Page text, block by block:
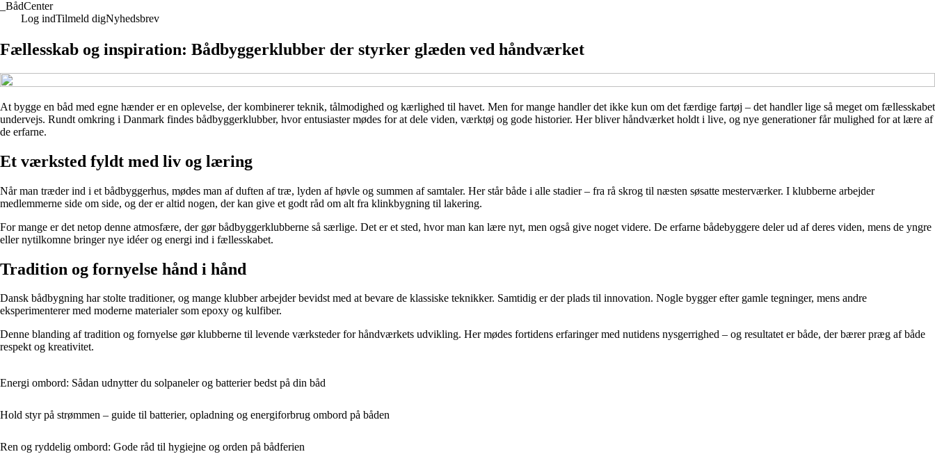
BådCenter
Log indTilmeld digNyhedsbrev
Fællesskab og inspiration: Bådbyggerklubber der styrker glæden ved håndværket
At bygge en båd med egne hænder er en oplevelse, der kombinerer teknik, tålmodighed og kærlighed til havet. Men for mange handler det ikke kun om det færdige fartøj – det handler lige så meget om fællesskabet
undervejs. Rundt omkring i Danmark findes bådbyggerklubber, hvor entusiaster mødes for at dele viden, værktøj og gode historier. Her bliver håndværket holdt i live, og nye generationer får mulighed for at lære af
de erfarne.
Et værksted fyldt med liv og læring
Når man træder ind i et bådbyggerhus, mødes man af duften af træ, lyden af høvle og summen af samtaler. Her står både i alle stadier – fra rå skrog til næsten søsatte mesterværker. I klubberne arbejder
medlemmerne side om side, og der er altid nogen, der kan give et godt råd om alt fra klinkbygning til lakering.
For mange er det netop denne atmosfære, der gør bådbyggerklubberne så særlige. Det er et sted, hvor man kan lære nyt, men også give noget videre. De erfarne bådebyggere deler ud af deres viden, mens de yngre
eller nytilkomne bringer nye idéer og energi ind i fællesskabet.
Tradition og fornyelse hånd i hånd
Dansk bådbygning har stolte traditioner, og mange klubber arbejder bevidst med at bevare de klassiske teknikker. Samtidig er der plads til innovation. Nogle bygger efter gamle tegninger, mens andre
eksperimenterer med moderne materialer som epoxy og kulfiber.
Denne blanding af tradition og fornyelse gør klubberne til levende værksteder for håndværkets udvikling. Her mødes fortidens erfaringer med nutidens nysgerrighed – og resultatet er både, der bærer præg af både
respekt og kreativitet.
Energi ombord: Sådan udnytter du solpaneler og batterier bedst på din båd
Hold styr på strømmen – guide til batterier, opladning og energiforbrug ombord på båden
Ren og ryddelig ombord: Gode råd til hygiejne og orden på bådferien